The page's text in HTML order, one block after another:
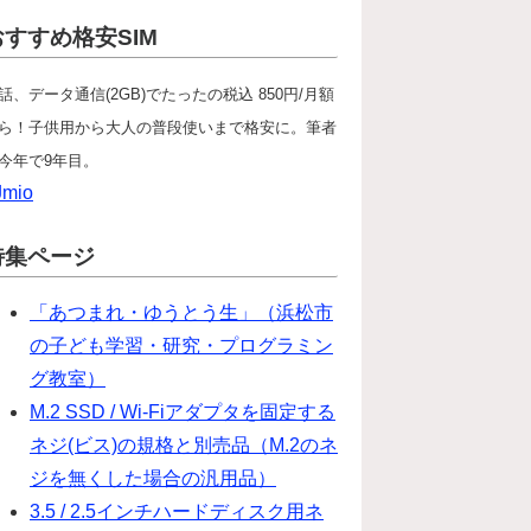
すすめ格安SIM
、データ通信(2GB)でたったの税込 850円/月額
！子供用から大人の普段使いまで格安に。筆者
年で9年目。
集ページ
「あつまれ・ゆうとう生」（浜松市
の子ども学習・研究・プログラミン
グ教室）
M.2 SSD / Wi-Fiアダプタを固定する
ネジ(ビス)の規格と別売品（M.2のネ
ジを無くした場合の汎用品）
3.5 / 2.5インチハードディスク用ネ